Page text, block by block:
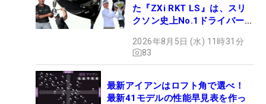
た『ZXi RKT LS』は、スリ
クソン史上No.1ドライバー!?
2026年8月5日 (水) 11時31分
83
最新アイアンはロフト角で選べ！
最新41モデルの性能早見表を作っ